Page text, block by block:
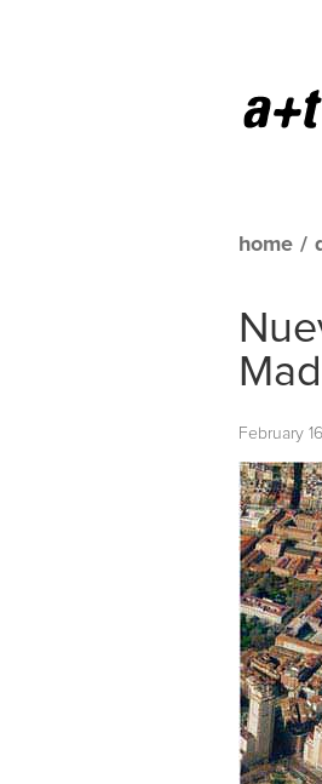
home /
February